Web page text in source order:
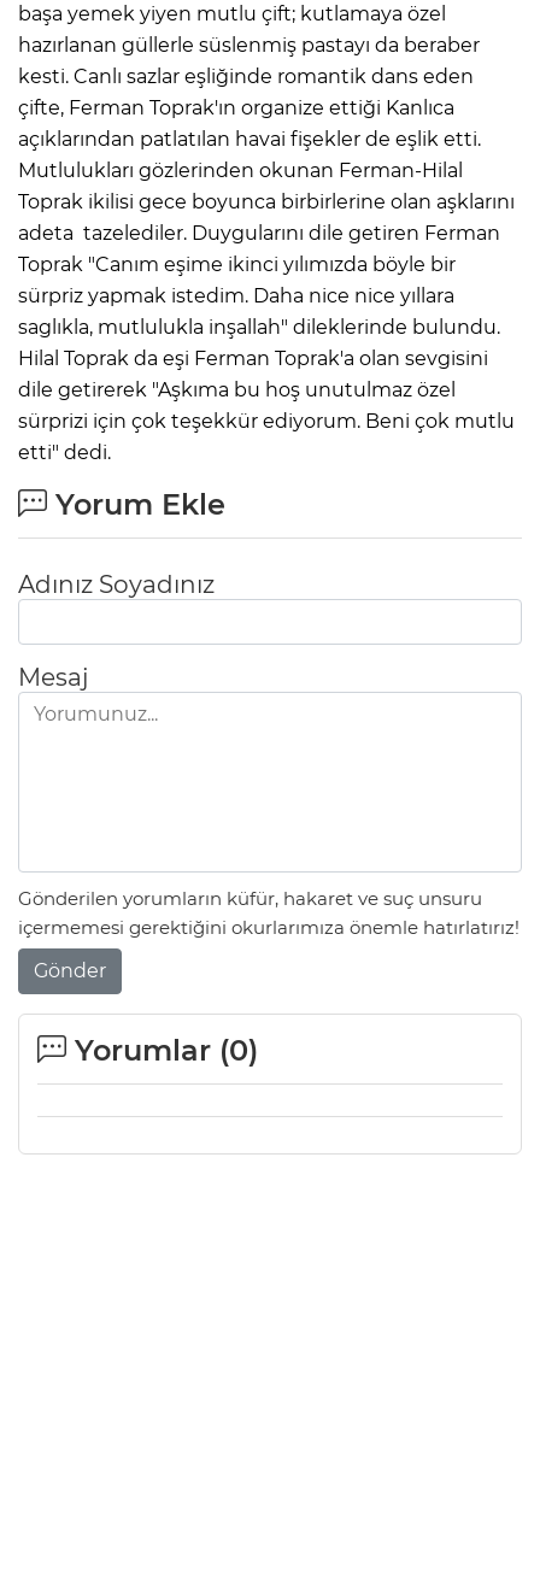
başa yemek yiyen mutlu çift; kutlamaya özel
hazırlanan güllerle süslenmiş pastayı da beraber
kesti. Canlı sazlar eşliğinde romantik dans eden
çifte, Ferman Toprak'ın organize ettiği Kanlıca
açıklarından patlatılan havai fişekler de eşlik etti.
Mutlulukları gözlerinden okunan Ferman-Hilal
Toprak ikilisi gece boyunca birbirlerine olan aşklarını
adeta tazelediler. Duygularını dile getiren Ferman
Toprak "Canım eşime ikinci yılımızda böyle bir
sürpriz yapmak istedim. Daha nice nice yıllara
saglıkla, mutlulukla inşallah" dileklerinde bulundu.
Hilal Toprak da eşi Ferman Toprak'a olan sevgisini
dile getirerek "Aşkıma bu hoş unutulmaz özel
sürprizi için çok teşekkür ediyorum. Beni çok mutlu
etti" dedi.
Yorum Ekle
Adınız Soyadınız
Mesaj
Gönderilen yorumların küfür, hakaret ve suç unsuru
içermemesi gerektiğini okurlarımıza önemle hatırlatırız!
Gönder
Yorumlar (0)